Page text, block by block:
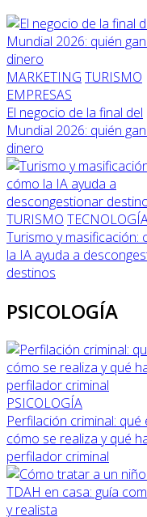
MARKETING TURISMO
EMPRESAS
El negocio de la final del
Mundial 2026: quién
dinero
TURISMO
Turismo y masificación:
la IA ayuda a
destinos
PSICOLOGÍA
PSICOLOGÍA
Perfilación criminal: qué
cómo se realiza y qué
perfilador criminal